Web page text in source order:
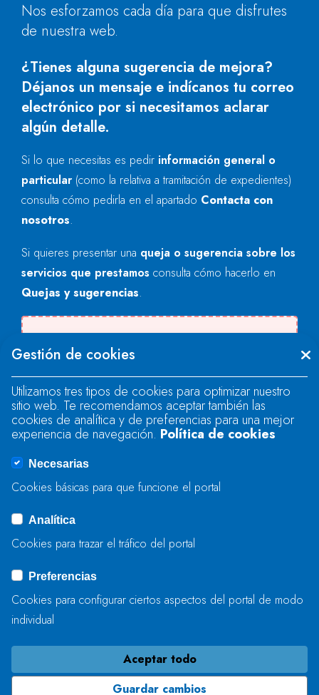
Nos esforzamos cada día para que disfrutes
de nuestra web.
¿Tienes alguna sugerencia de mejora?
Déjanos un mensaje e indícanos tu correo
electrónico por si necesitamos aclarar
algún detalle.
Si lo que necesitas es pedir información general o
particular (como la relativa a tramitación de expedientes)
consulta cómo pedirla en el apartado Contacta con
nosotros.
Si quieres presentar una queja o sugerencia sobre los
servicios que prestamos consulta cómo hacerlo en
Quejas y sugerencias.
"text".
Se produjo un error al cargar el campo
"text".
Se produjo un error al cargar el campo
ENVIAR
Gestión de cookies
Utilizamos tres tipos de cookies para optimizar nuestro
sitio web. Te recomendamos aceptar también las
cookies de analítica y de preferencias para una mejor
experiencia de navegación. Política de cookies
Necesarias
Cookies básicas para que funcione el portal
Analítica
Cookies para trazar el tráfico del portal
Preferencias
Cookies para configurar ciertos aspectos del portal de modo
individual
Aceptar todo
Guardar cambios